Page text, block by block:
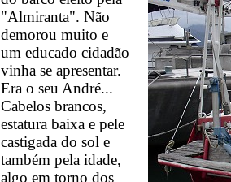
"Almiranta". Não
demorou muito e
um educado cidadão
vinha se apresentar.
Era o seu André...
Cabelos brancos,
estatura baixa e pele
castigada do sol e
também pela idade,
algo em torno dos